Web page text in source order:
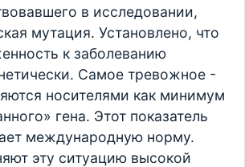
в исследовании,
мутация. Установлено, что
к заболеванию
Самое тревожное -
носителями как минимум
гена. Этот показатель
международную норму.
эту ситуацию высокой